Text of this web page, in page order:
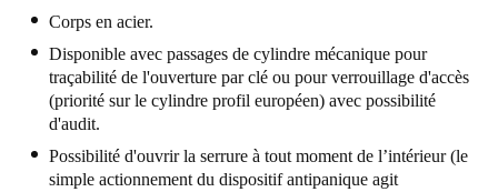
English
Ireland
English
Corps en acier.
Disponible avec passages de cylindre mécanique pour
traçabilité de l'ouverture par clé ou pour verrouillage d'accès
(priorité sur le cylindre profil européen) avec possibilité
d'audit.
Possibilité d'ouvrir la serrure à tout moment de l’intérieur (le
simple actionnement du dispositif antipanique agit